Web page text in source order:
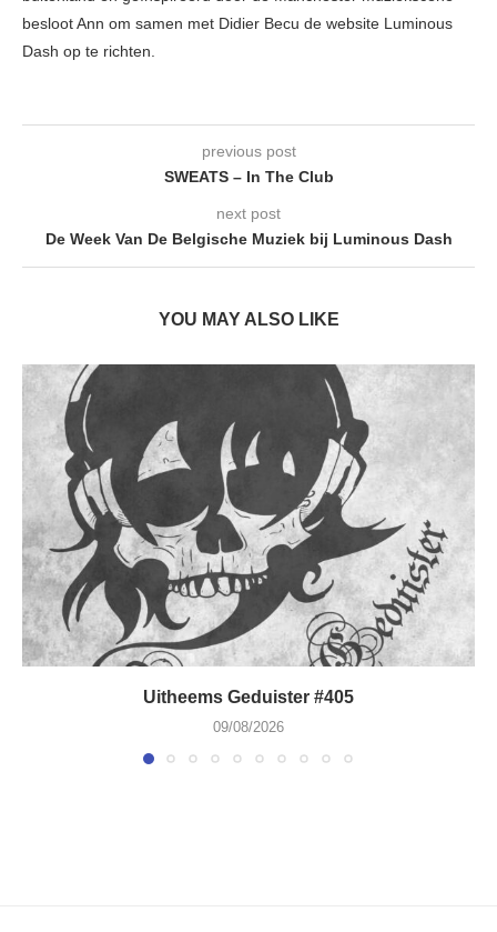
besloot Ann om samen met Didier Becu de website Luminous
Dash op te richten.
previous post
SWEATS – In The Club
next post
De Week Van De Belgische Muziek bij Luminous Dash
YOU MAY ALSO LIKE
Uitheems Geduister #405
09/08/2026